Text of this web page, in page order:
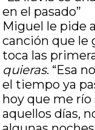
en el pasado”
Miguel le pide
canción que le
toca las
quieras. “Esa
el tiempo ya
hoy que me río
aquellos días,